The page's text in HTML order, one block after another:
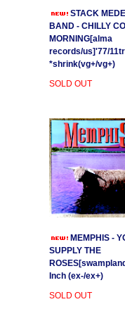
STACK
BAND - CHILLY
MORNING[alma
records/us]'77/
*shrink(vg+/vg+)
SOLD OUT
MEMPHIS -
SUPPLY THE
Inch (ex-/ex+)
SOLD OUT